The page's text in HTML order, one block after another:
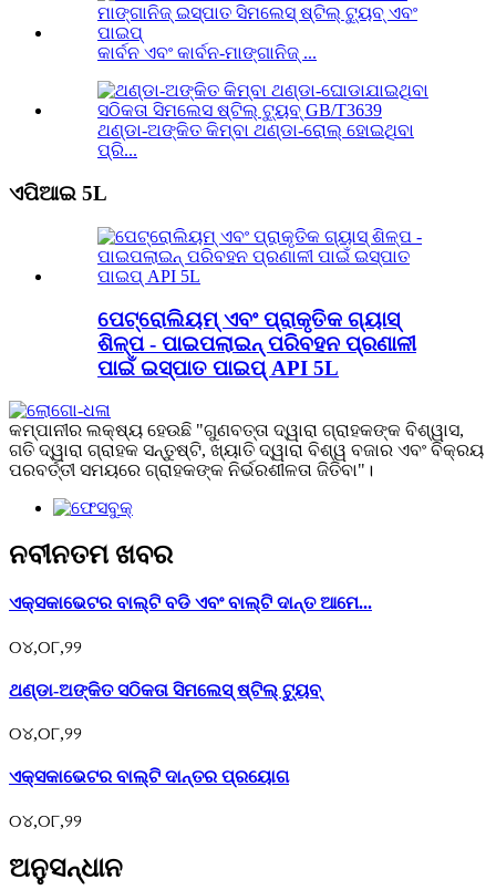
କାର୍ବନ ଏବଂ କାର୍ବନ-ମାଙ୍ଗାନିଜ୍ ...
ଥଣ୍ଡା-ଅଙ୍କିତ କିମ୍ବା ଥଣ୍ଡା-ରୋଲ୍ ହୋଇଥିବା
ପ୍ରି...
ଏପିଆଇ 5L
ପେଟ୍ରୋଲିୟମ୍ ଏବଂ ପ୍ରାକୃତିକ ଗ୍ୟାସ୍
ଶିଳ୍ପ - ପାଇପଲାଇନ୍ ପରିବହନ ପ୍ରଣାଳୀ
ପାଇଁ ଇସ୍ପାତ ପାଇପ୍ API 5L
କମ୍ପାନୀର ଲକ୍ଷ୍ୟ ହେଉଛି "ଗୁଣବତ୍ତା ଦ୍ୱାରା ଗ୍ରାହକଙ୍କ ବିଶ୍ୱାସ,
ଗତି ଦ୍ୱାରା ଗ୍ରାହକ ସନ୍ତୁଷ୍ଟି, ଖ୍ୟାତି ଦ୍ୱାରା ବିଶ୍ୱ ବଜାର ଏବଂ ବିକ୍ରୟ
ପରବର୍ତ୍ତୀ ସମୟରେ ଗ୍ରାହକଙ୍କ ନିର୍ଭରଶୀଳତା ଜିତିବା"।
ନବୀନତମ ଖବର
ଏକ୍ସକାଭେଟର ବାଲ୍ଟି ବଡି ଏବଂ ବାଲ୍ଟି ଦାନ୍ତ ଆମେ...
୦୪,୦୮,୨୨
ଥଣ୍ଡା-ଅଙ୍କିତ ସଠିକତା ସିମଲେସ୍ ଷ୍ଟିଲ୍ ଟ୍ୟୁବ୍
୦୪,୦୮,୨୨
ଏକ୍ସକାଭେଟର ବାଲ୍ଟି ଦାନ୍ତର ପ୍ରୟୋଗ
୦୪,୦୮,୨୨
ଅନୁସନ୍ଧାନ